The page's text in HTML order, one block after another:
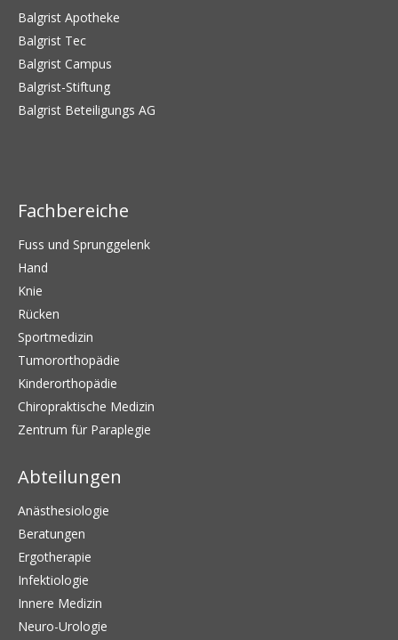
Balgrist Apotheke
Balgrist Tec
Balgrist Campus
Balgrist-Stiftung
Balgrist Beteiligungs AG
Fachbereiche
Fuss und Sprunggelenk
Hand
Knie
Rücken
Sportmedizin
Tumororthopädie
Kinderorthopädie
Chiropraktische Medizin
Zentrum für Paraplegie
Abteilungen
Anästhesiologie
Beratungen
Ergotherapie
Infektiologie
Innere Medizin
Neuro-Urologie